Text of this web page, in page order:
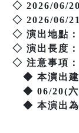
◇ 2026/06/
◇ 2026/06/
◇ 演出地點
◇ 演出長度：
◇ 注意事項：
◆ 本演出建
◆ 06/20(六
◆ 本演出為